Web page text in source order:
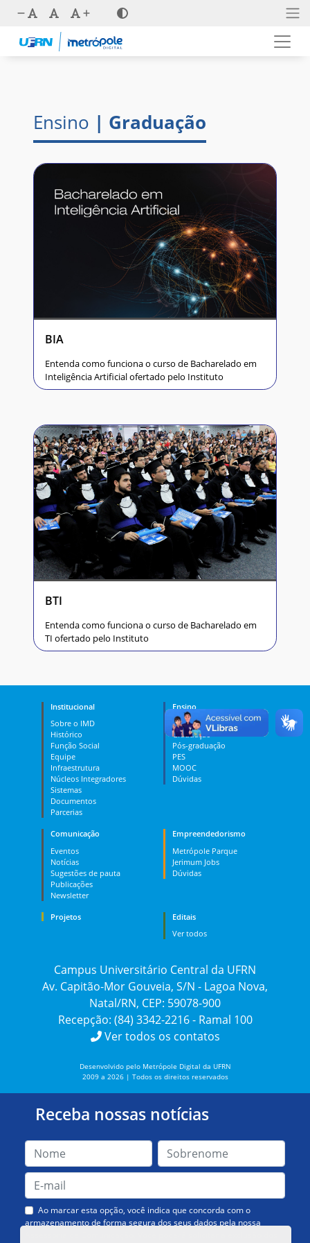
Ensino | Graduação
BIA
Entenda como funciona o curso de Bacharelado em
Inteligência Artificial ofertado pelo Instituto
BTI
Entenda como funciona o curso de Bacharelado em
TI ofertado pelo Instituto
Institucional
Sobre o IMD
Histórico
Função Social
Equipe
Infraestrutura
Núcleos Integradores
Sistemas
Documentos
Parcerias
Ensino
Curso Técnico
Graduação
Pós-graduação
PES
MOOC
Dúvidas
Comunicação
Eventos
Notícias
Sugestões de pauta
Publicações
Newsletter
Empreendedorismo
Metrópole Parque
Jerimum Jobs
Dúvidas
Projetos
Editais
Ver todos
Campus Universitário Central da UFRN
Av. Capitão-Mor Gouveia, S/N - Lagoa Nova,
Natal/RN, CEP: 59078-900
Recepção: (84) 3342-2216 - Ramal 100
Ver todos os contatos
Desenvolvido pelo Metrópole Digital da UFRN
2009 a 2026 | Todos os direitos reservados
Receba nossas notícias
Ao marcar esta opção, você indica que concorda com o
armazenamento de forma segura dos seus dados pela nossa